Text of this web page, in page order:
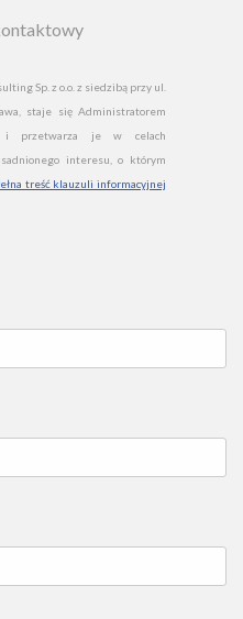
Sp. z o.o. z siedzibą przy ul.
staje się Administratorem
i przetwarza je w celach
interesu, o którym
treść klauzuli informacyjnej